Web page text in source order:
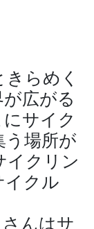
らめく
広がる
サイク
う場所が
イクリン
イクル
んはサ